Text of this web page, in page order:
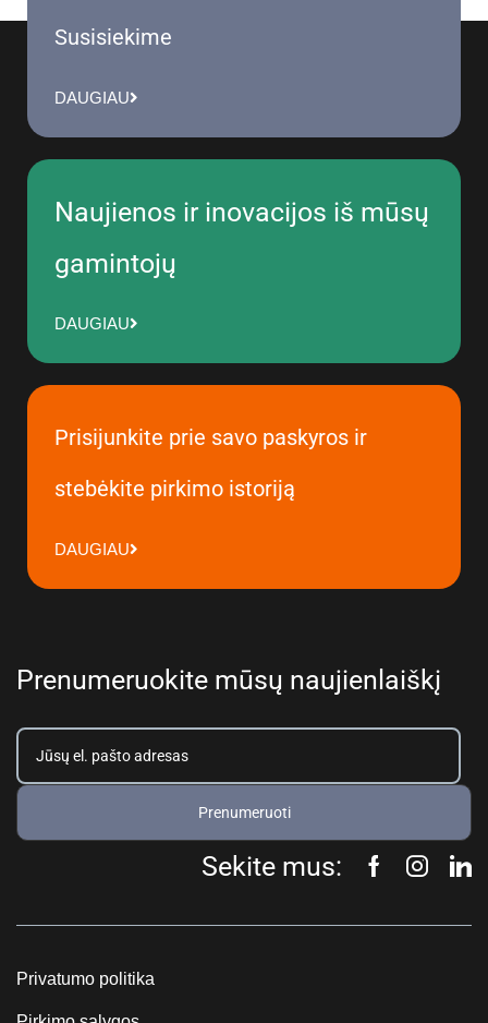
Susisiekime
DAUGIAU
Naujienos ir inovacijos iš mūsų
gamintojų
DAUGIAU
Prisijunkite prie savo paskyros ir
stebėkite pirkimo istoriją
DAUGIAU
Prenumeruokite mūsų naujienlaiškį
Prenumeruoti
Sekite mus:
Privatumo politika